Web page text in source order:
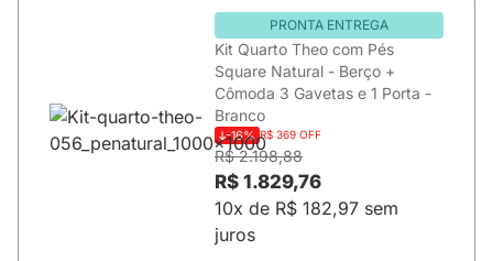
PRONTA ENTREGA
Kit Quarto Theo com Pés
Square Natural - Berço +
Cômoda 3 Gavetas e 1 Porta -
Branco
-16% R$ 369 OFF
R$ 2.198,88
R$ 1.829,76
10x de R$ 182,97 sem
juros